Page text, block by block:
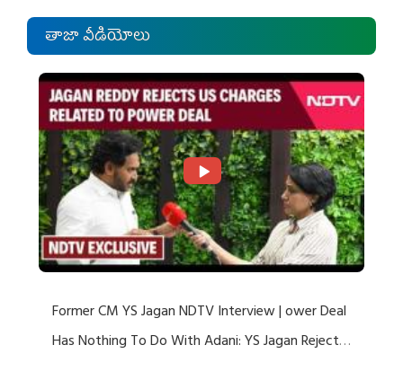
తాజా వీడియోలు
Former CM YS Jagan NDTV Interview | ower Deal
Has Nothing To Do With Adani: YS Jagan Rejects